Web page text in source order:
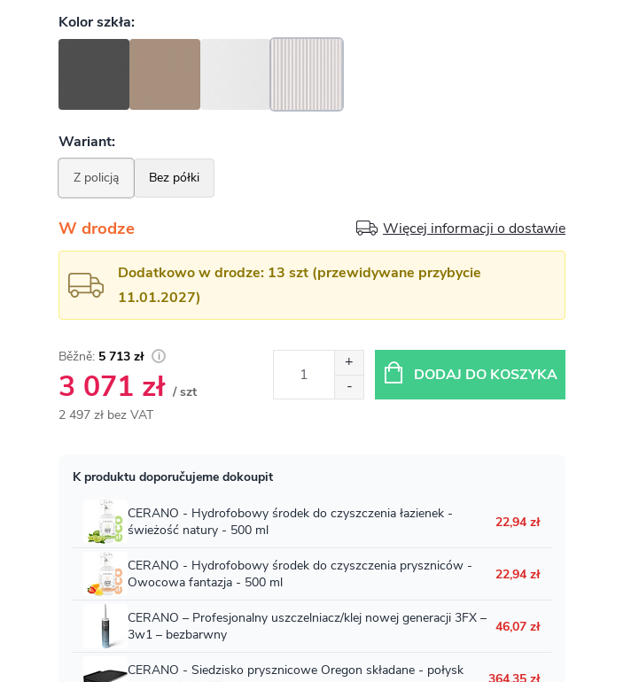
W drodze Więcej informacji o dostawie
Dodatkowo w drodze: 13 szt (przewidywane przybycie
11.01.2027)
5 713 zł
3 071 zł / szt
2 497 zł bez VAT
DODAJ DO KOSZYKA